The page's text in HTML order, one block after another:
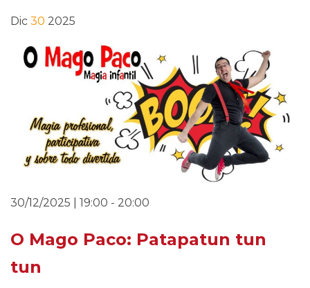
Dic 30 2025
30/12/2025 | 19:00 - 20:00
O Mago Paco: Patapatun tun
tun